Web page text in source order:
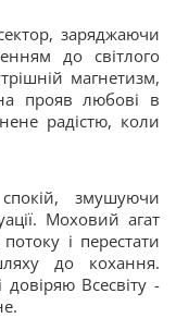
заряджаючи
до світлого
магнетизм,
прояв любові в
радістю, коли
змушуючи
Моховий агат
і перестати
до кохання.
довіряю Всесвіту -